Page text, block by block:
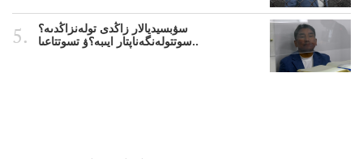
سۋبسيديالار زاڭدى تولەنزاڭدىە؟
سوتتولەنگەناپتار ايىبە؟ۋ تسوتتاعىا..